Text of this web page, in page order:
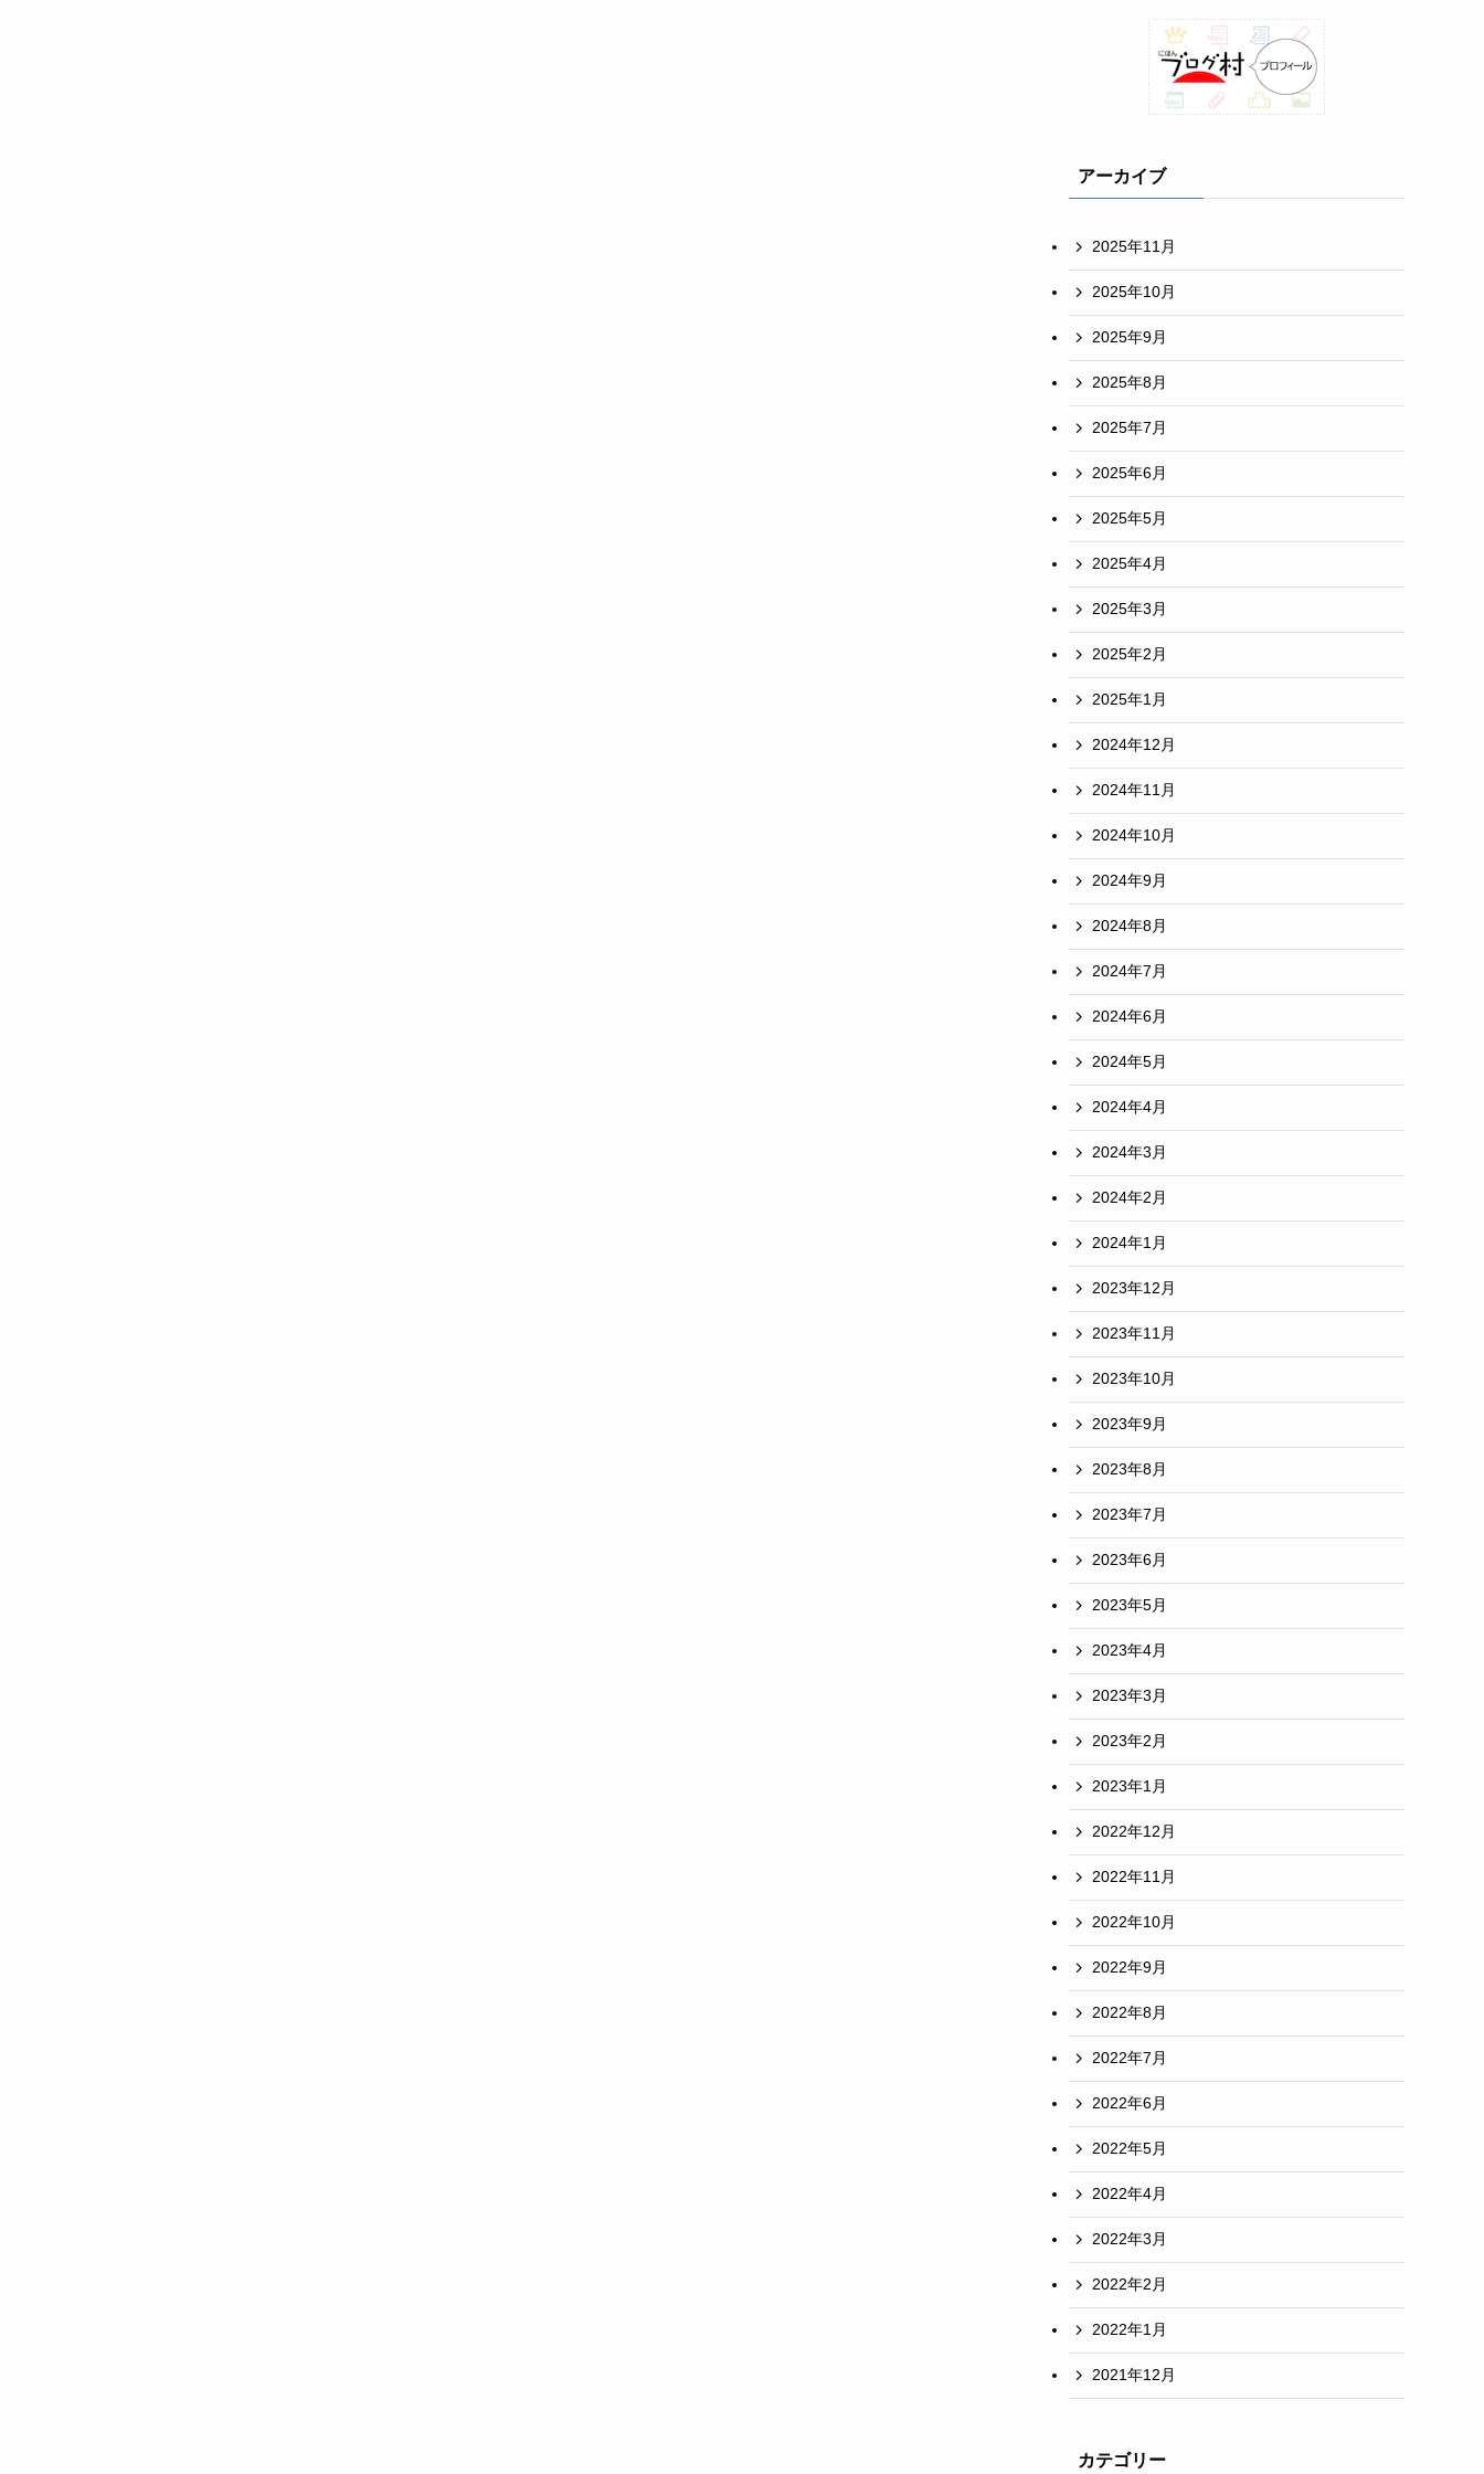
アーカイブ
2025年11月
2025年10月
2025年9月
2025年8月
2025年7月
2025年6月
2025年5月
2025年4月
2025年3月
2025年2月
2025年1月
2024年12月
2024年11月
2024年10月
2024年9月
2024年8月
2024年7月
2024年6月
2024年5月
2024年4月
2024年3月
2024年2月
2024年1月
2023年12月
2023年11月
2023年10月
2023年9月
2023年8月
2023年7月
2023年6月
2023年5月
2023年4月
2023年3月
2023年2月
2023年1月
2022年12月
2022年11月
2022年10月
2022年9月
2022年8月
2022年7月
2022年6月
2022年5月
2022年4月
2022年3月
2022年2月
2022年1月
2021年12月
カテゴリー